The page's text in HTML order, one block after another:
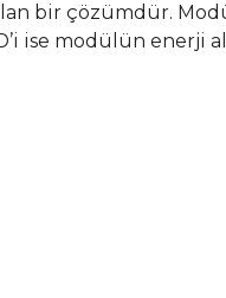
bir çözümdür.
modülün enerji